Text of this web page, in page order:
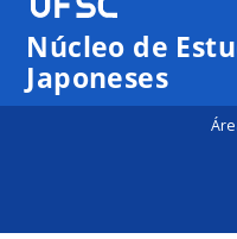
Núcleo de
Japoneses